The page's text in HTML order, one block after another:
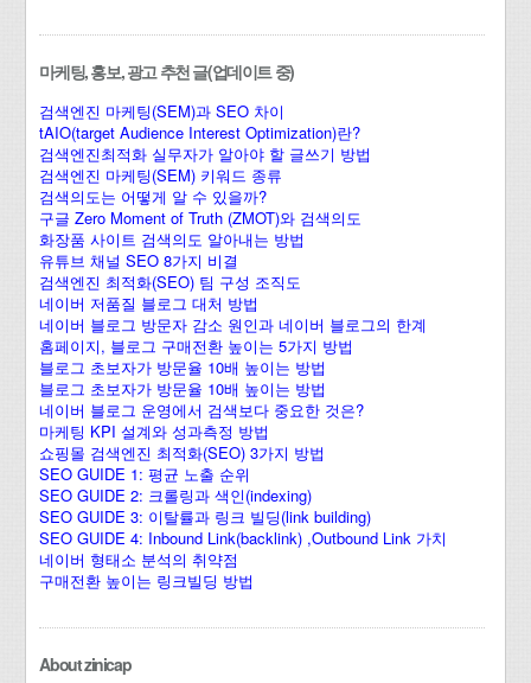
마케팅, 홍보, 광고 추천 글(업데이트 중)
검색엔진 마케팅(SEM)과 SEO 차이
tAIO(target Audience Interest Optimization)란?
검색엔진최적화 실무자가 알아야 할 글쓰기 방법
검색엔진 마케팅(SEM) 키워드 종류
검색의도는 어떻게 알 수 있을까?
구글 Zero Moment of Truth (ZMOT)와 검색의도
화장품 사이트 검색의도 알아내는 방법
유튜브 채널 SEO 8가지 비결
검색엔진 최적화(SEO) 팀 구성 조직도
네이버 저품질 블로그 대처 방법
네이버 블로그 방문자 감소 원인과 네이버 블로그의 한계
홈페이지, 블로그 구매전환 높이는 5가지 방법
블로그 초보자가 방문율 10배 높이는 방법
블로그 초보자가 방문율 10배 높이는 방법
네이버 블로그 운영에서 검색보다 중요한 것은?
마케팅 KPI 설계와 성과측정 방법
쇼핑몰 검색엔진 최적화(SEO) 3가지 방법
SEO GUIDE 1: 평균 노출 순위
SEO GUIDE 2: 크롤링과 색인(indexing)
SEO GUIDE 3: 이탈률과 링크 빌딩(link building)
SEO GUIDE 4: Inbound Link(backlink) ,Outbound Link 가치
네이버 형태소 분석의 취약점
구매전환 높이는 링크빌딩 방법
About zinicap